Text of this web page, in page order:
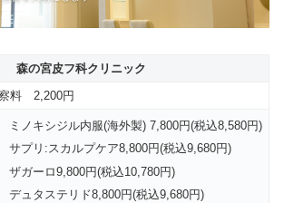
森の宮皮フ科クリニック
料 2,200円
ミノキシジル内服(海外製) 7,800円(税込8,580円)
サプリ:スカルプケア8,800円(税込9,680円)
ザガーロ9,800円(税込10,780円)
デュタステリド8,800円(税込9,680円)